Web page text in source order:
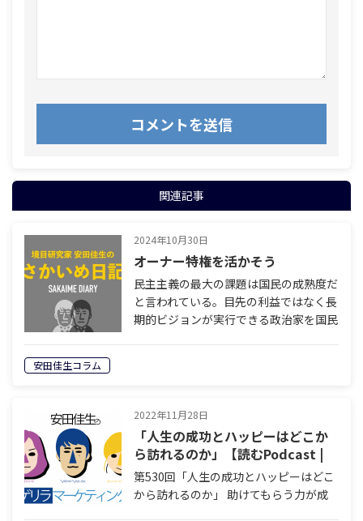
関連記事
2024年10月30日
オーナー特権を活かそう
民主主義の最大の課題は国民の成熟度だ
と言われている。目先の利益ではなく長
期的ビジョンが実行できる政治家を国民
安田佳生コラム
2022年11月28日
「人生の成功とハッピーはどこか
ら訪れるのか」【読むPodcast |
ゲリラマーケティング】
第530回「人生の成功とハッピーはどこ
から訪れるのか」 助けてもらう力が成